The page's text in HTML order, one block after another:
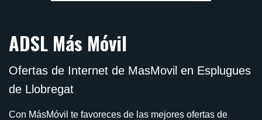
ADSL Más Móvil
Ofertas de Internet de MasMovil en Esplugues
de Llobregat
Con MásMóvil te favoreces de las mejores ofertas de